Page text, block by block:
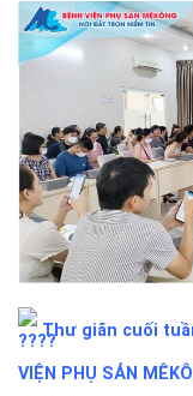
Thư giãn cuối
VIỆN PHỤ SẢN